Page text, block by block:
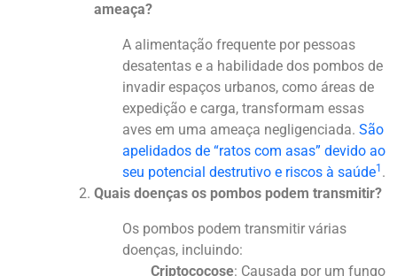
ameaça?
A alimentação frequente por pessoas
desatentas e a habilidade dos pombos de
invadir espaços urbanos, como áreas de
expedição e carga, transformam essas
aves em uma ameaça negligenciada. São
apelidados de “ratos com asas” devido ao
seu potencial destrutivo e riscos à saúde1 .
Quais doenças os pombos podem transmitir?
Os pombos podem transmitir várias
doenças, incluindo:
Criptococose: Causada por um fungo